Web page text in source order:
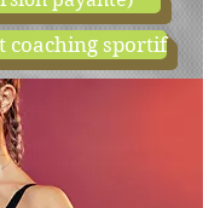
coaching sportif